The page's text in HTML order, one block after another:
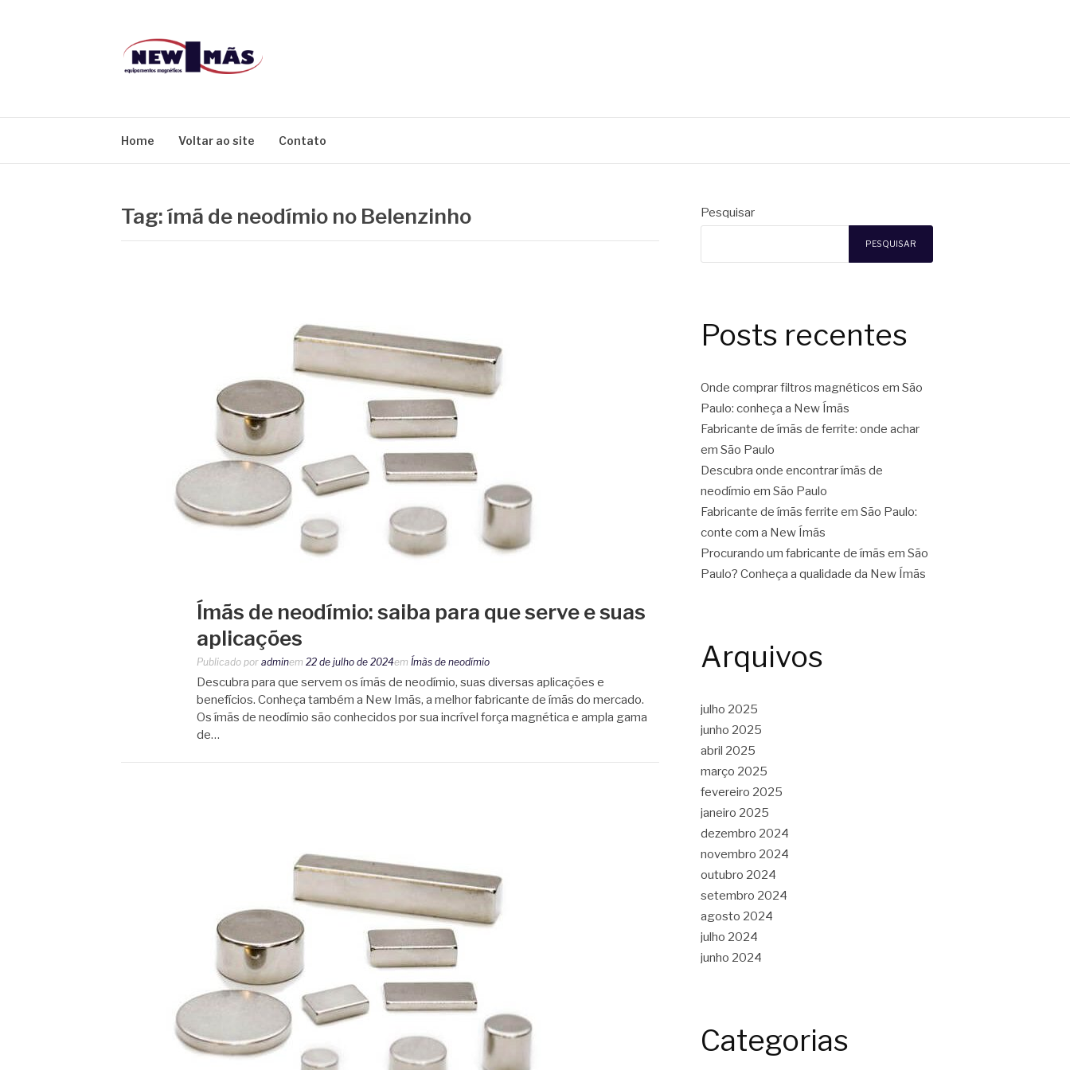
Home Voltar ao site Contato
Tag:ímã de neodímio no Belenzinho
Ímãs de neodímio: saiba para que serve e suas
aplicações
Publicado por adminem 22 de julho de 2024em Ímãs de neodímio
Descubra para que servem os ímãs de neodímio, suas diversas aplicações e
benefícios. Conheça também a New Imãs, a melhor fabricante de ímãs do mercado.
Os ímãs de neodímio são conhecidos por sua incrível força magnética e ampla gama
de…
Pesquisar
PESQUISAR
Posts recentes
Onde comprar filtros magnéticos em São
Paulo: conheça a New Ímãs
Fabricante de ímãs de ferrite: onde achar
em São Paulo
Descubra onde encontrar ímãs de
neodímio em São Paulo
Fabricante de ímãs ferrite em São Paulo:
conte com a New Ímãs
Procurando um fabricante de ímãs em São
Paulo? Conheça a qualidade da New Ímãs
Arquivos
julho 2025
junho 2025
abril 2025
março 2025
fevereiro 2025
janeiro 2025
dezembro 2024
novembro 2024
outubro 2024
setembro 2024
agosto 2024
julho 2024
junho 2024
Categorias